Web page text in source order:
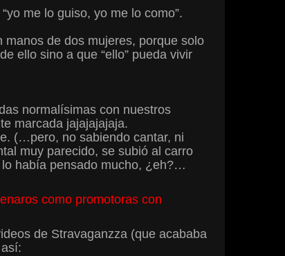
me lo guiso, yo me lo como”.
de dos mujeres, porque solo
ello sino a que “ello” pueda vivir
normalísimas con nuestros
marcada jajajajajaja.
(…pero, no sabiendo cantar, ni
muy parecido, se subió al carro
había pensado mucho, ¿eh?…
como promotoras con
de Stravaganzza (que acababa